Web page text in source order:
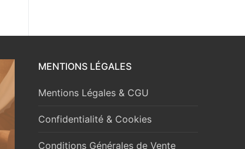
MENTIONS LÉGALES
Mentions Légales & CGU
Confidentialité & Cookies
Conditions Générales de Vente